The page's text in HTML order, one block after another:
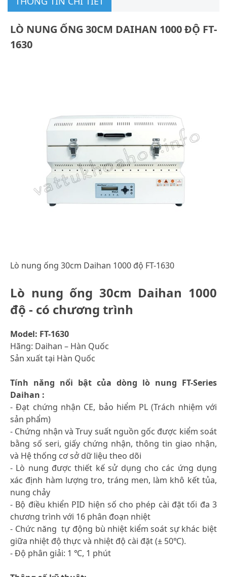
LÒ NUNG ỐNG 30CM DAIHAN 1000 ĐỘ FT-
1630
Lò nung ống 30cm Daihan 1000 độ FT-1630
Lò nung ống 30cm Daihan 1000
độ - có chương trình
Model: FT-1630
Hãng: Daihan – Hàn Quốc
Sản xuất tại Hàn Quốc
Tính năng nổi bật của dòng lò nung FT-Series
Daihan :
- Đạt chứng nhận CE, bảo hiểm PL (Trách nhiệm với
sản phẩm)
- Chứng nhận và Truy suất nguồn gốc được kiểm soát
bằng số seri, giấy chứng nhận, thông tin giao nhận,
và Hệ thống cơ sở dữ liệu theo dõi
- Lò nung được thiết kế sử dụng cho các ứng dụng
xác định hàm lượng tro, tráng men, làm khô kết tủa,
nung chảy
- Bộ điều khiển PID hiện số cho phép cài đặt tối đa 3
chương trình với 16 phân đoạn nhiệt
- Chức năng tự động bù nhiệt kiểm soát sự khác biệt
giữa nhiệt độ thực và nhiệt độ cài đặt (± 50℃).
- Độ phân giải: 1 ℃, 1 phút